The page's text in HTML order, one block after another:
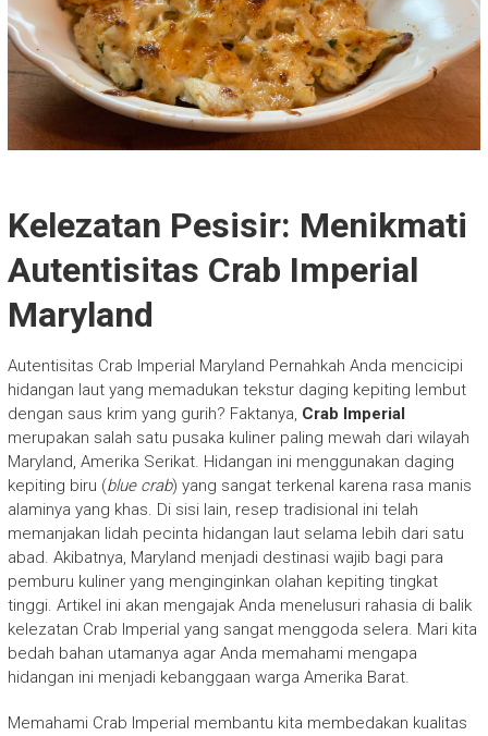
Kelezatan Pesisir: Menikmati
Autentisitas Crab Imperial
Maryland
Autentisitas Crab Imperial Maryland Pernahkah Anda mencicipi
hidangan laut yang memadukan tekstur daging kepiting lembut
dengan saus krim yang gurih? Faktanya, Crab Imperial
merupakan salah satu pusaka kuliner paling mewah dari wilayah
Maryland, Amerika Serikat. Hidangan ini menggunakan daging
kepiting biru (blue crab) yang sangat terkenal karena rasa manis
alaminya yang khas. Di sisi lain, resep tradisional ini telah
memanjakan lidah pecinta hidangan laut selama lebih dari satu
abad. Akibatnya, Maryland menjadi destinasi wajib bagi para
pemburu kuliner yang menginginkan olahan kepiting tingkat
tinggi. Artikel ini akan mengajak Anda menelusuri rahasia di balik
kelezatan Crab Imperial yang sangat menggoda selera. Mari kita
bedah bahan utamanya agar Anda memahami mengapa
hidangan ini menjadi kebanggaan warga Amerika Barat.
Memahami Crab Imperial membantu kita membedakan kualitas